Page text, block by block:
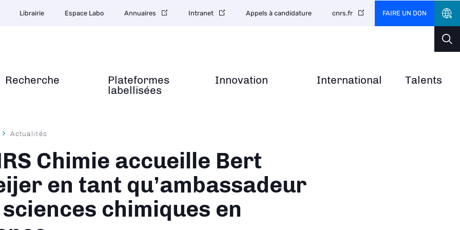
Recherche
Plateformes
labellisées
Innovation International Talents
Librairie Espace Labo Annuaires Intranet Appels à candidature cnrs.fr FAIRE UN DON
Actualités
Chimie accueille Bert
en tant qu’ambassadeur
chimiques en